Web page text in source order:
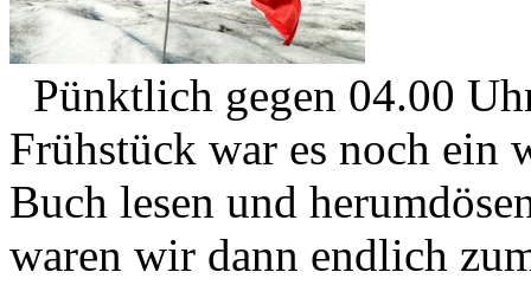
Pünktlich gegen 04.00
Frühstück war es noch ein
Buch lesen und
waren wir dann endlich